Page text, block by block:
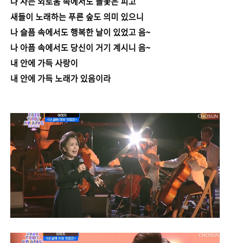
새들이 노래하는 푸른 숲도 의미 있으니
나 슬픔 속에서도 행복한 날이 있었고 음~
나 아픔 속에서도 당신이 거기 계시니 음~
내 안에 가득 사랑이
내 안에 가득 노래가 있음이라